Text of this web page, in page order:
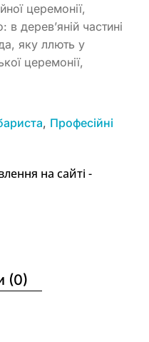
церемонії,
дерев’яній частині
яку ллють у
церемонії,
, Професійні
на сайті -
(0)